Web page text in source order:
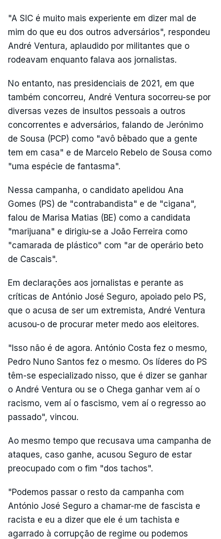
"A SIC é muito mais experiente em dizer mal de
mim do que eu dos outros adversários", respondeu
André Ventura, aplaudido por militantes que o
rodeavam enquanto falava aos jornalistas.
No entanto, nas presidenciais de 2021, em que
também concorreu, André Ventura socorreu-se por
diversas vezes de insultos pessoais a outros
concorrentes e adversários, falando de Jerónimo
de Sousa (PCP) como "avô bêbado que a gente
tem em casa" e de Marcelo Rebelo de Sousa como
"uma espécie de fantasma".
Nessa campanha, o candidato apelidou Ana
Gomes (PS) de "contrabandista" e de "cigana",
falou de Marisa Matias (BE) como a candidata
"marijuana" e dirigiu-se a João Ferreira como
"camarada de plástico" com "ar de operário beto
de Cascais".
Em declarações aos jornalistas e perante as
críticas de António José Seguro, apoiado pelo PS,
que o acusa de ser um extremista, André Ventura
acusou-o de procurar meter medo aos eleitores.
"Isso não é de agora. António Costa fez o mesmo,
Pedro Nuno Santos fez o mesmo. Os líderes do PS
têm-se especializado nisso, que é dizer se ganhar
o André Ventura ou se o Chega ganhar vem aí o
racismo, vem aí o fascismo, vem aí o regresso ao
passado", vincou.
Ao mesmo tempo que recusava uma campanha de
ataques, caso ganhe, acusou Seguro de estar
preocupado com o fim "dos tachos".
"Podemos passar o resto da campanha com
António José Seguro a chamar-me de fascista e
racista e eu a dizer que ele é um tachista e
agarrado à corrupção de regime ou podemos